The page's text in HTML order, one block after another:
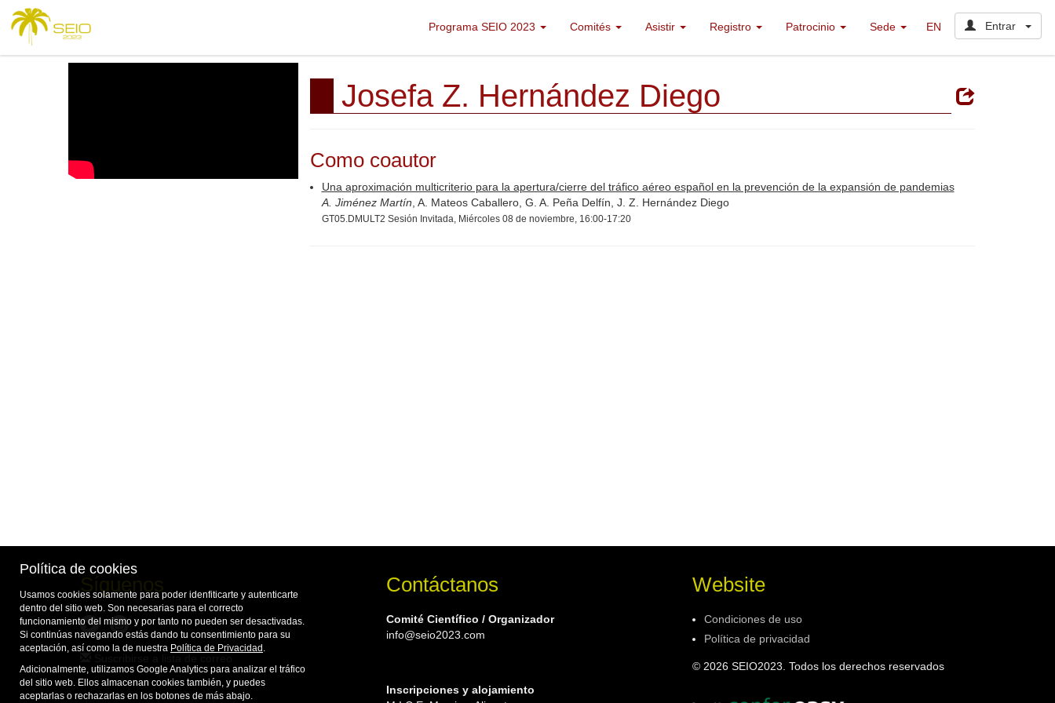
Entrar
EN
Programa SEIO 2023 Comités Asistir Registro Patrocinio Sede
Josefa Z. Hernández Diego
Como coautor
Una aproximación multicriterio para la apertura/cierre del tráfico aéreo español en la prevención de la expansión de pandemias
A. Jiménez Martín , A. Mateos Caballero, G. A. Peña Delfín, J. Z. Hernández Diego
GT05.DMULT2 Sesión Invitada, Miércoles 08 de noviembre, 16:00-17:20
Síguenos Contáctanos
Comité Científico / Organizador
info@seio2023.com
Inscripciones y alojamiento
Website
Condiciones de uso
Política de privacidad
© 2026 SEIO2023. Todos los derechos reservados
Política de cookies
Usamos cookies solamente para poder idenfiticarte y autenticarte
dentro del sitio web. Son necesarias para el correcto
funcionamiento del mismo y por tanto no pueden ser desactivadas.
Si continúas navegando estás dando tu consentimiento para su
aceptación, así como la de nuestra Política de Privacidad .
Adicionalmente, utilizamos Google Analytics para analizar el tráfico
del sitio web. Ellos almacenan cookies también, y puedes
aceptarlas o rechazarlas en los botones de más abajo.